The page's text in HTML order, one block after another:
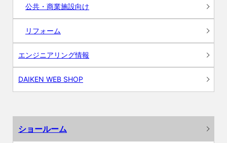
公共・商業施設向け
リフォーム
エンジニアリング情報
DAIKEN WEB SHOP
ショールーム